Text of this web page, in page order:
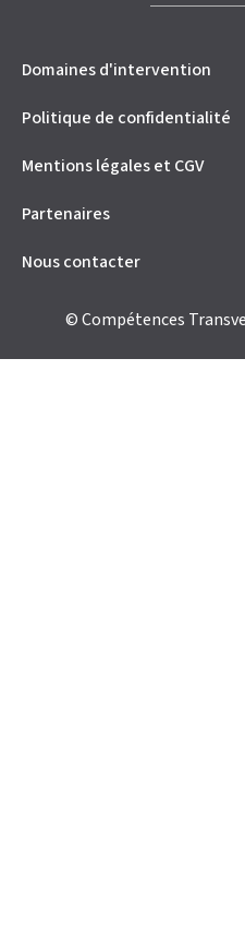
Domaines d'intervention
Politique de confidentialité
Mentions légales et CGV
Partenaires
Nous contacter
© Compétences